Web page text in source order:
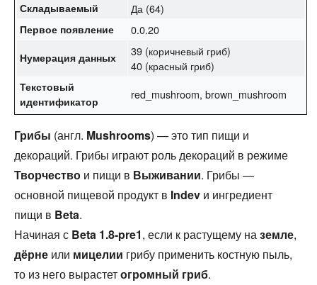
Складываемый Да (64)
Первое появление 0.0.20
Нумерация данных
39 (коричневый гриб)
40 (красный гриб)
Текстовый
идентификатор
red_mushroom, brown_mushroom
Грибы (англ. Mushrooms) — это тип пищи и
декораций. Грибы играют роль декораций в режиме
Творчество и пищи в Выживании. Грибы —
основной пищевой продукт в Indev и ингредиент
пищи в Beta.
Начиная с Beta 1.8-pre1, если к растущему наземле,
дёрне или мицелии грибу применить костную пыль,
то из него вырастетогромный гриб.